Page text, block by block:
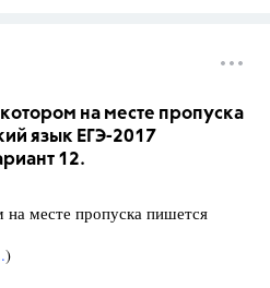
на месте пропуска
язык ЕГЭ-2017
12.
месте пропуска пишется
)